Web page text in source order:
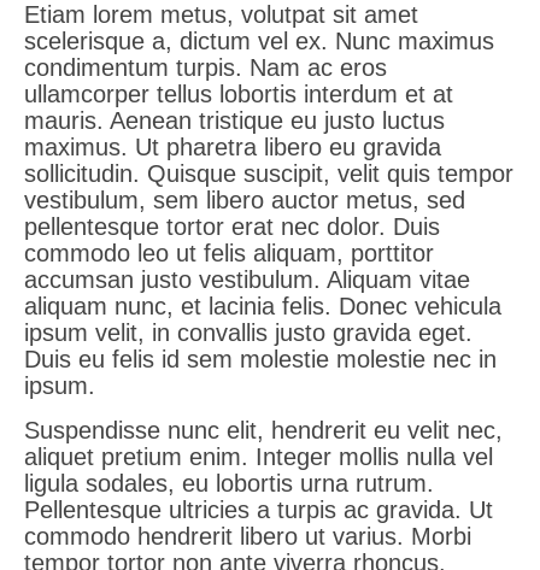
Etiam lorem metus, volutpat sit amet
scelerisque a, dictum vel ex. Nunc maximus
condimentum turpis. Nam ac eros
ullamcorper tellus lobortis interdum et at
mauris. Aenean tristique eu justo luctus
maximus. Ut pharetra libero eu gravida
sollicitudin. Quisque suscipit, velit quis tempor
vestibulum, sem libero auctor metus, sed
pellentesque tortor erat nec dolor. Duis
commodo leo ut felis aliquam, porttitor
accumsan justo vestibulum. Aliquam vitae
aliquam nunc, et lacinia felis. Donec vehicula
ipsum velit, in convallis justo gravida eget.
Duis eu felis id sem molestie molestie nec in
ipsum.
Suspendisse nunc elit, hendrerit eu velit nec,
aliquet pretium enim. Integer mollis nulla vel
ligula sodales, eu lobortis urna rutrum.
Pellentesque ultricies a turpis ac gravida. Ut
commodo hendrerit libero ut varius. Morbi
tempor tortor non ante viverra rhoncus.